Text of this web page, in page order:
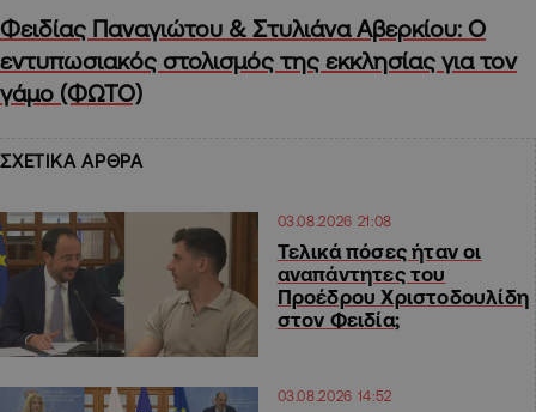
Φειδίας Παναγιώτου & Στυλιάνα Αβερκίου: Ο
εντυπωσιακός στολισμός της εκκλησίας για τον
γάμο (ΦΩΤΟ)
ΣΧΕΤΙΚΑ ΑΡΘΡΑ
03.08.2026 21:08
Τελικά πόσες ήταν οι
αναπάντητες του
Προέδρου Χριστοδουλίδη
στον Φειδία;
03.08.2026 14:52